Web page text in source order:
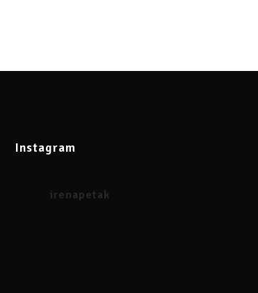
Instagram
irenapetak